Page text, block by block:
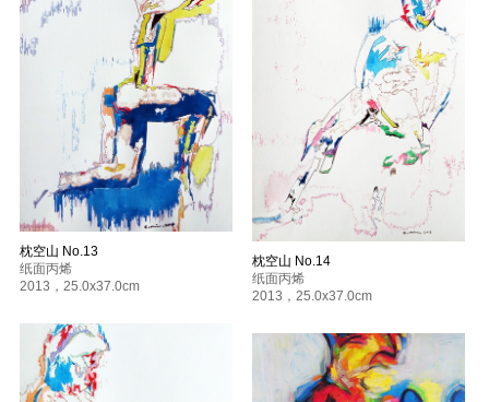
2004
慕尼黑造型艺术学院年展 慕尼黑
流动的展览 慕尼黑
Domagk Tag 慕尼黑
慕尼黑造型艺术学院年展 慕尼黑
枕空山 No.13
纸面丙烯
2013 ， 25.0x37.0cm
枕空山 No.14
纸面丙烯
2013 ， 25.0x37.0cm